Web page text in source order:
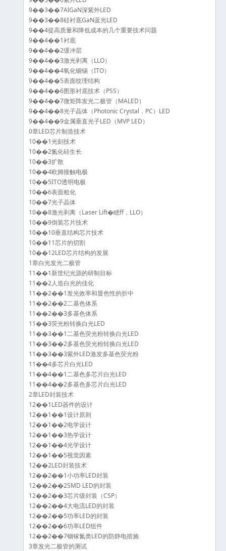
9��3��7AlGaN深紫外LED
9��3��8硅衬底GaN蓝光LED
9��4提高质量和降低成本的几个重要技术问题
9��4��1衬底
9��4��2缓冲层
9��4��3激光剥离（LLO）
9��4��4氧化铟锡（ITO）
9��4��5表面纹理结构
9��4��6图形衬底技术（PSS）
9��4��7微矩阵发光二极管（MALED）
9��4��8光子晶体（Photonic Crystal，PC）LED
9��4��9金属垂直光子LED（MVP LED）
0章LED芯片制造技术
10��1光刻技术
10��2氮化硅生长
10��3扩散
10��4欧姆接触电极
10��5ITO透明电极
10��6表面粗化
10��7光子晶体
10��8激光剥离（Laser Lift�瞣ff，LLO）
10��9倒装芯片技术
10��10垂直结构芯片技术
10��11芯片的切割
10��12LED芯片结构的发展
1章白光发光二极管
11��1新世纪光源的研制目标
11��2人造白光的佳化
11��2��1发光效率和显色性的折中
11��2��2二基色体系
11��2��3多基色体系
11��3荧光粉转换白光LED
11��3��1二基色荧光粉转换白光LED
11��3��2多基色荧光粉转换白光LED
11��3��3紫外LED激发多基色荧光粉
11��4多芯片白光LED
11��4��1二基色多芯片白光LED
11��4��2多基色多芯片白光LED
2章LED封装技术
12��1LED器件的设计
12��1��1设计原则
12��1��2电学设计
12��1��3热学设计
12��1��4光学设计
12��1��5视觉因素
12��2LED封装技术
12��2��1小功率LED封装
12��2��2SMD LED的封装
12��2��3芯片级封装（CSP）
12��2��4大电流LED的封装
12��2��5功率LED的封装
12��2��6功率LED组件
12��2��7铟镓氮类LED的防静电措施
3章发光二极管的测试